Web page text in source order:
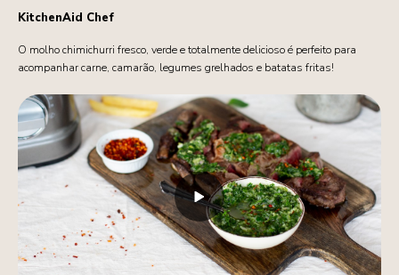
KitchenAid Chef
O molho chimichurri fresco, verde e totalmente delicioso é perfeito para
acompanhar carne, camarão, legumes grelhados e batatas fritas!